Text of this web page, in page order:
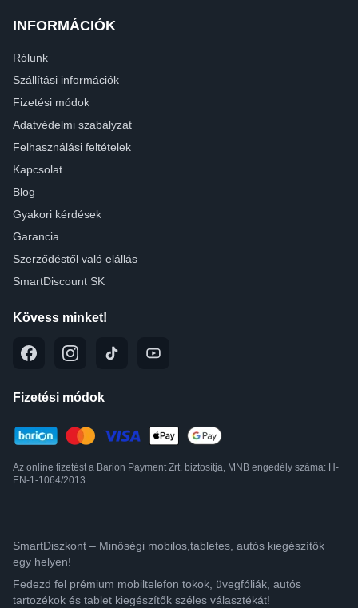
INFORMÁCIÓK
Rólunk
Szállítási információk
Fizetési módok
Adatvédelmi szabályzat
Felhasználási feltételek
Kapcsolat
Blog
Gyakori kérdések
Garancia
Szerződéstől való elállás
SmartDiscount SK
Kövess minket!
Fizetési módok
Az online fizetést a Barion Payment Zrt. biztosítja, MNB engedély száma: H-
EN-1-1064/2013
SmartDiszkont – Minőségi mobilos,tabletes, autós kiegészítők
egy helyen!
Fedezd fel prémium mobiltelefon tokok, üvegfóliák, autós
tartozékok és tablet kiegészítők széles választékát!